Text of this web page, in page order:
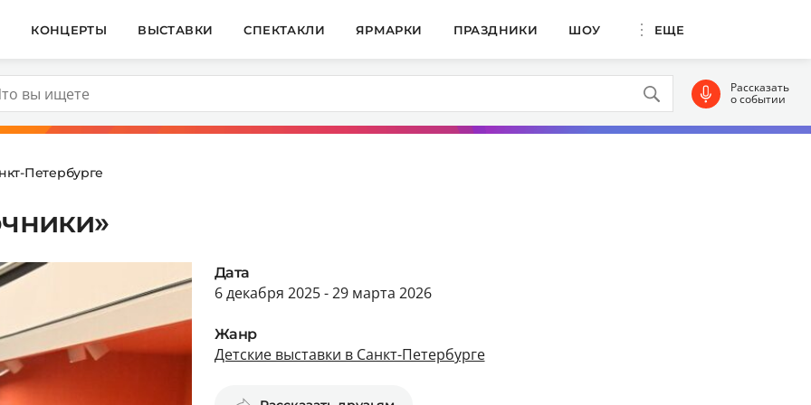
КОНЦЕРТЫ ВЫСТАВКИ СПЕКТАКЛИ ЯРМАРКИ ПРАЗДНИКИ ШОУ ЕЩЕ
Рассказать
о событии
Петербурге
Дата
6 декабря 2025 - 29 марта 2026
Жанр
Детские выставки в Санкт-Петербурге